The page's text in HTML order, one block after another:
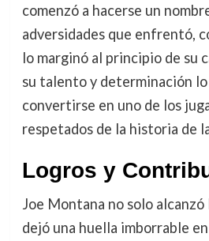
comenzó a hacerse un
adversidades que enfrentó,
lo marginó al principio de su
su talento y determinación
convertirse en uno de los
respetados de la historia de
Logros y
Joe Montana no solo alcanzó
dejó una huella imborrable